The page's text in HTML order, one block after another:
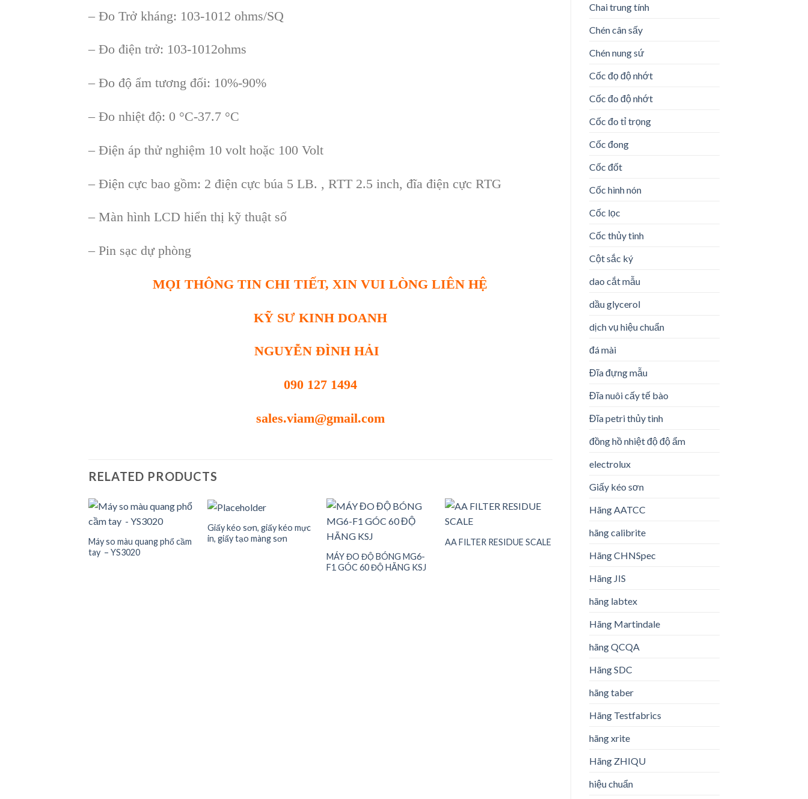
Chai trung tính
Chén cân sấy
Chén nung sứ
Cốc đọ độ nhớt
Cốc đo độ nhớt
Cốc đo tỉ trọng
Cốc đong
Cốc đốt
Cốc hình nón
Cốc lọc
Cốc thủy tinh
Cột sắc ký
dao cắt mẫu
dầu glycerol
dịch vụ hiệu chuẩn
đá mài
Đĩa đựng mẫu
Đĩa nuôi cấy tế bào
Đĩa petri thủy tinh
đồng hồ nhiệt độ độ ẩm
electrolux
Giấy kéo sơn
Hãng AATCC
hãng calibrite
Hãng CHNSpec
Hãng JIS
hãng labtex
Hãng Martindale
hãng QCQA
Hãng SDC
hãng taber
Hãng Testfabrics
hãng xrite
Hãng ZHIQU
hiệu chuẩn
– Đo Trở kháng: 103-1012 ohms/SQ
– Đo điện trở: 103-1012ohms
– Đo độ ẩm tương đối: 10%-90%
– Đo nhiệt độ: 0 °C-37.7 °C
– Điện áp thử nghiệm 10 volt hoặc 100 Volt
– Điện cực bao gồm: 2 điện cực búa 5 LB. , RTT 2.5 inch, đĩa điện cực RTG
– Màn hình LCD hiển thị kỹ thuật số
– Pin sạc dự phòng
MỌI THÔNG TIN CHI TIẾT, XIN VUI LÒNG LIÊN HỆ
KỸ SƯ KINH DOANH
NGUYỄN ĐÌNH HẢI
090 127 1494
sales.viam@gmail.com
RELATED PRODUCTS
Máy so màu quang phổ cầm
tay – YS3020
Giấy kéo sơn, giấy kéo mực
in, giấy tạo màng sơn
Add to
wishlist
MÁY ĐO ĐỘ BÓNG MG6-
F1 GÓC 60 ĐỘ HÃNG KSJ
AA FILTER RESIDUE SCALE